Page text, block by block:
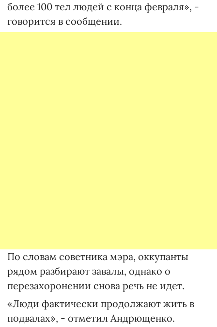
более 100 тел людей с конца февраля», -
говорится в сообщении.
По словам советника мэра, оккупанты
рядом разбирают завалы, однако о
перезахоронении снова речь не идет.
«Люди фактически продолжают жить в
подвалах», - отметил Андрющенко.